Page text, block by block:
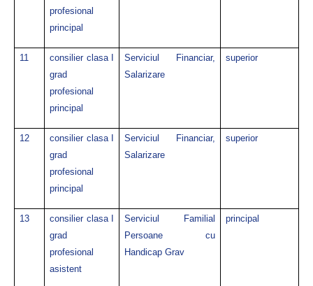
profesional
principal
11
consilier clasa I
grad
profesional
principal
Serviciul Financiar,
Salarizare
superior
12
consilier clasa I
grad
profesional
principal
Serviciul Financiar,
Salarizare
superior
13
consilier clasa I
grad
profesional
asistent
Serviciul Familial
Persoane cu
Handicap Grav
principal